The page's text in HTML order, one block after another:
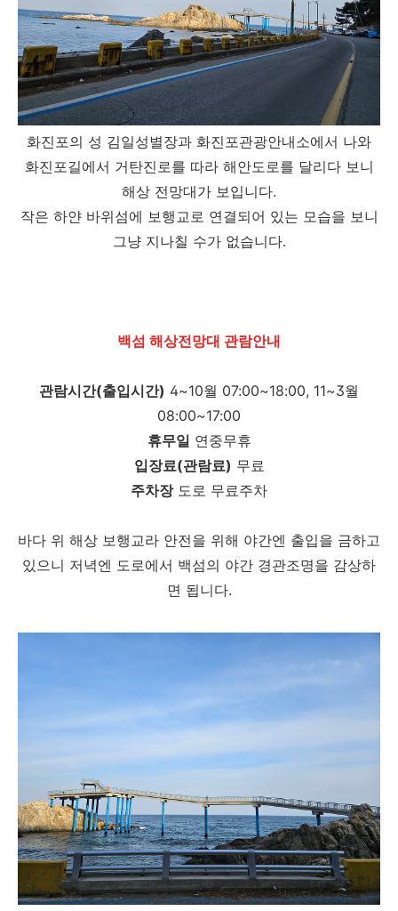
화진포의 성 김일성별장과 화진포관광안내소에서 나와
화진포길에서 거탄진로를 따라 해안도로를 달리다 보니
해상 전망대가 보입니다.
작은 하얀 바위섬에 보행교로 연결되어 있는 모습을 보니
그냥 지나칠 수가 없습니다.
백섬 해상전망대 관람안내
관람시간(출입시간) 4~10월 07:00~18:00, 11~3월
08:00~17:00
휴무일 연중무휴
입장료(관람료) 무료
주차장도로 무료주차
바다 위 해상 보행교라 안전을 위해 야간엔 출입을 금하고
있으니 저녁엔 도로에서 백섬의 야간 경관조명을 감상하
면 됩니다.